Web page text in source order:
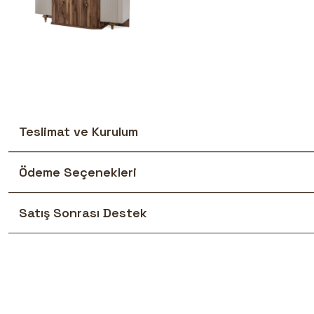
Teslimat ve Kurulum
Ödeme Seçenekleri
Satış Sonrası Destek